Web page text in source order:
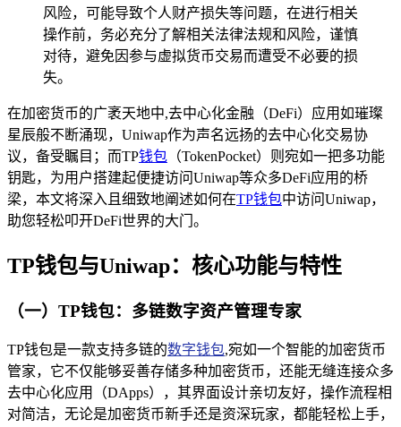
风险，可能导致个人财产损失等问题，在进行相关
操作前，务必充分了解相关法律法规和风险，谨慎
对待，避免因参与虚拟货币交易而遭受不必要的损
失。
在加密货币的广袤天地中,去中心化金融（DeFi）应用如璀璨
星辰般不断涌现，Uniwap作为声名远扬的去中心化交易协
议，备受瞩目；而TP钱包 （TokenPocket）则宛如一把多功能
钥匙，为用户搭建起便捷访问Uniwap等众多DeFi应用的桥
梁，本文将深入且细致地阐述如何在TP钱包中访问Uniwap，
助您轻松叩开DeFi世界的大门。
TP钱包与Uniwap：核心功能与特性
（一）TP钱包：多链数字资产管理专家
TP钱包是一款支持多链的数字钱包,宛如一个智能的加密货币
管家，它不仅能够妥善存储多种加密货币，还能无缝连接众多
去中心化应用（DApps），其界面设计亲切友好，操作流程相
对简洁，无论是加密货币新手还是资深玩家，都能轻松上手，